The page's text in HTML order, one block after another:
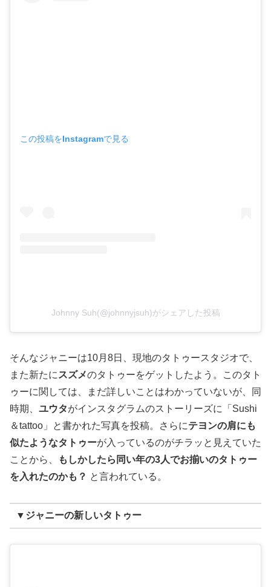
この投稿をInstagramで見る
Johnny Suh(@johnnyjsuh)がシェアした投稿
そんなジャニーは10月8日、現地のタトゥースタジオで、
また新たに スズメのタトゥーをゲットしたよう。このタト
ゥーに関しては、まだ詳しいことはわかっていないが、同
時期、 ユウタがインスタグラムのストーリーズに「Sushi
＆tattoo」と書かれた写真を投稿。さらにテヨンの肩にも
似たようなタトゥーが入っているのがチラッと見えていた
ことから、
もしかしたら同い年の3人でお揃いのタトゥー
を入れたのかも？ と言われている。
▼ジャニーの新しいタトゥー